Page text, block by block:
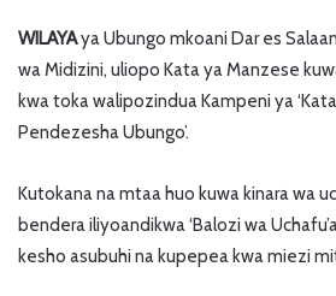
WILAYAya Ubungo mkoani Dar es
wa Midizini, uliopo Kata ya Manzese
kwa toka walipozindua Kampeni ya
Pendezesha Ubungo’.
Kutokana na mtaa huo kuwa kinara wa
bendera iliyoandikwa ‘Balozi wa
kesho asubuhi na kupepea kwa miezi